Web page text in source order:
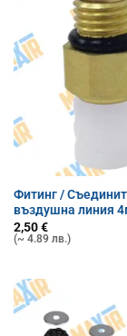
Фитинг /
въздушна линия
2,50€
(~ 4.89 лв.)